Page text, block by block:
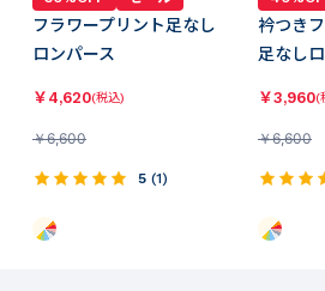
フラワープリント足なし
ロンパース
￥ 4,620(税込)
￥6,600
5 (1)
衿つき
足なし
￥3,960(
￥6,600